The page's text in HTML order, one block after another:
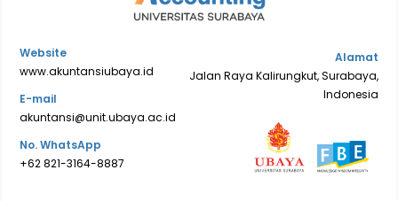
Website
www.akuntansiubaya.id
E-mail
akuntansi@unit.ubaya.ac.id
No. WhatsApp
+62 821-3164-8887
Alamat
Jalan Raya Kalirungkut, Surabaya,
Indonesia